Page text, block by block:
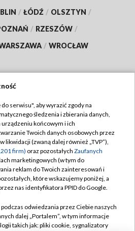
/ ŁÓDŹ / OLSZTYN /
/ RZESZÓW /
/ WROCŁAW
TVP
TVP
prywatności
Moje zgody
Pomoc
Kontakt
serwisu", aby wyrazić zgody na
śledzenia i zbierania danych,
końcowym i ich
Twoich danych osobowych przez
likwidacji (zwaną dalej również „TVP”),
firm) oraz pozostałych Zaufanych
marketingowych (w tym do
reklam do Twoich zainteresowań i
które wskazujemy poniżej, a
nas identyfikatora PPID do Google.
odwiedzania przez Ciebie naszych
dalej „Portalem”, w tym informacje
takich jak: pliki cookie, sygnalizatory